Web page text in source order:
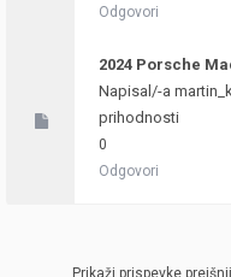
Odgovori
2024 Porsche
Napisal/-a
prihodnosti
0
Odgovori
Prikaži prispevke